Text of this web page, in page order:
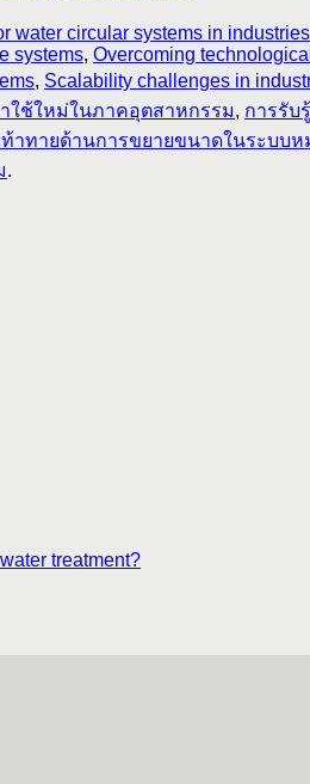
water circular systems in industries
systems, Overcoming
, Scalability challenges in
ใช้ใหม่ในภาคอุตสาหกรรม, การรับ
าทายด้านการขยายขนาดในระบบห
.
treatment?